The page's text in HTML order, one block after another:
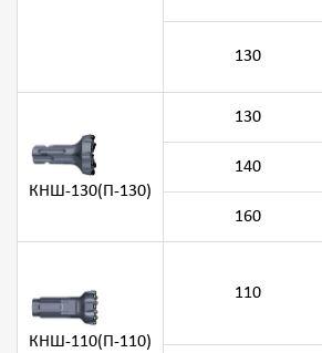
130
КНШ-130(П-130)
130
140
160
КНШ-110(П-110)
110